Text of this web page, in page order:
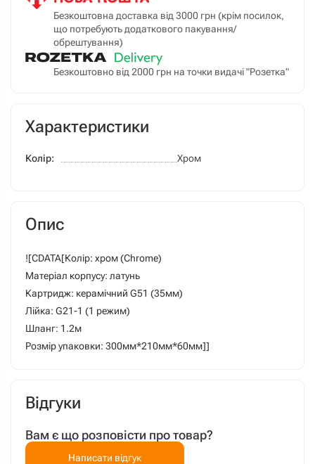
Безкоштовна доставка від 3000 грн (крім посилок,
що потребують додаткового пакування/
обрештування)
Безкоштовно від 2000 грн на точки видачі "Розетка"
Характеристики
Колір: Хром
Опис
![CDATA[Колір: хром (Chrome)
Матеріал корпусу: латунь
Картридж: керамічний G51 (35мм)
Лійка: G21-1 (1 режим)
Шланг: 1.2м
Розмір упаковки: 300мм*210мм*60мм]]
Відгуки
Вам є що розповісти про товар?
Написати відгук